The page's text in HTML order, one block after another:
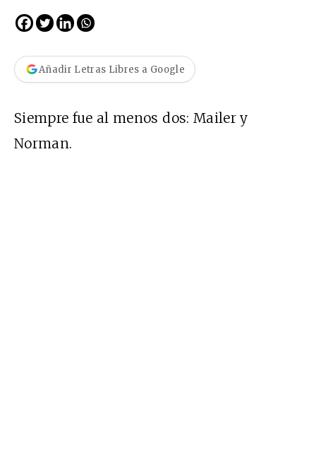
Añadir Letras Libres a Google
Siempre fue al menos dos: Mailer y
Norman.